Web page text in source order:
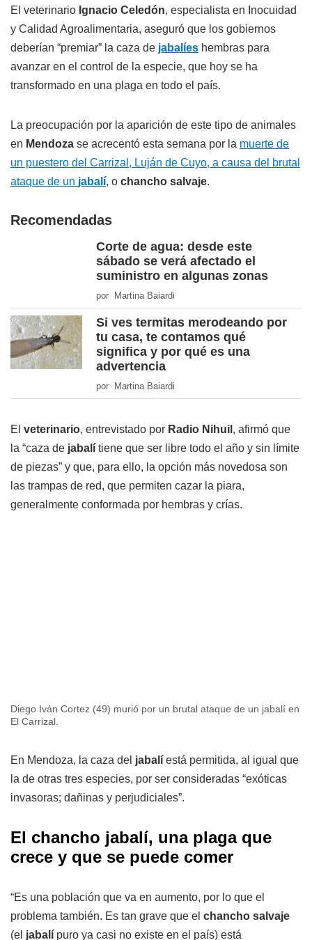
El veterinario Ignacio Celedón, especialista en Inocuidad
y Calidad Agroalimentaria, aseguró que los gobiernos
deberían “premiar” la caza de jabalíes hembras para
avanzar en el control de la especie, que hoy se ha
transformado en una plaga en todo el país.
La preocupación por la aparición de este tipo de animales
en Mendoza se acrecentó esta semana por la muerte de
un puestero del Carrizal, Luján de Cuyo, a causa del brutal
ataque de un jabalí, o chancho salvaje.
Recomendadas
Corte de agua: desde este
sábado se verá afectado el
suministro en algunas zonas
por Martina Baiardi
Si ves termitas merodeando por
tu casa, te contamos qué
significa y por qué es una
advertencia
por Martina Baiardi
El veterinario, entrevistado por Radio Nihuil , afirmó que
la “caza de jabalí tiene que ser libre todo el año y sin límite
de piezas” y que, para ello, la opción más novedosa son
las trampas de red, que permiten cazar la piara,
generalmente conformada por hembras y crías.
Diego Iván Cortez (49) murió por un brutal ataque de un jabalí en
El Carrizal.
En Mendoza, la caza del jabalí está permitida, al igual que
la de otras tres especies, por ser consideradas “exóticas
invasoras; dañinas y perjudiciales”.
El chancho jabalí, una plaga que
crece y que se puede comer
“Es una población que va en aumento, por lo que el
problema también. Es tan grave que el chancho salvaje
(el jabalí puro ya casi no existe en el país) está